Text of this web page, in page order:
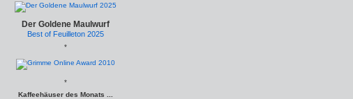
Der Goldene Maulwurf
Best of Feuilleton 2025
*
*
Kaffeehäuser des Monats ...